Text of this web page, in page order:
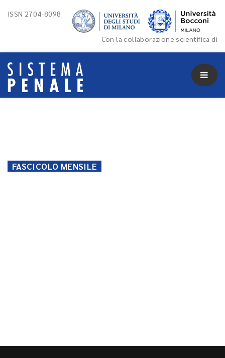
ISSN 2704-8098
Con la collaborazione scientifica di
FASCICOLO MENSILE